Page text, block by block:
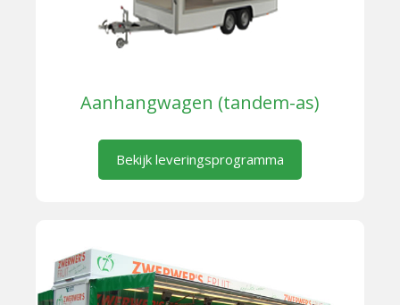
Aanhangwagen (tandem-as)
Bekijk leveringsprogramma